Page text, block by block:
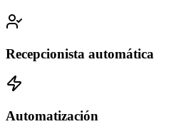
Recepcionista automática
Automatización